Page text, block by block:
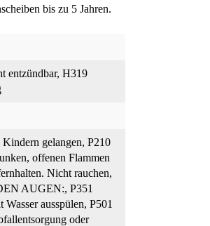
bis zu 5 Jahren.
entzündbar, H319
gelangen, P210
offenen Flammen
Nicht rauchen,
AUGEN:, P351
ausspülen, P501
oder